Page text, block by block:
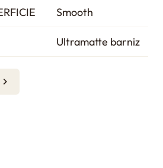
Smooth
Ultramatte barniz